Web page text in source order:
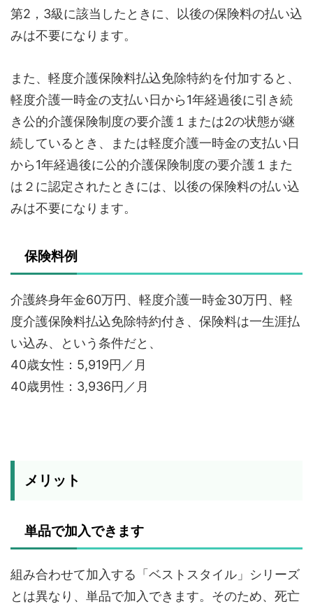
第2，3級に該当したときに、以後の保険料の払い込
みは不要になります。
また、軽度介護保険料払込免除特約を付加すると、
軽度介護一時金の支払い日から1年経過後に引き続
き公的介護保険制度の要介護１または2の状態が継
続しているとき、または軽度介護一時金の支払い日
から1年経過後に公的介護保険制度の要介護１また
は２に認定されたときには、以後の保険料の払い込
みは不要になります。
保険料例
介護終身年金60万円、軽度介護一時金30万円、軽
度介護保険料払込免除特約付き、保険料は一生涯払
い込み、という条件だと、
40歳女性：5,919円／月
40歳男性：3,936円／月
メリット
単品で加入できます
組み合わせて加入する「ベストスタイル」シリーズ
とは異なり、単品で加入できます。そのため、死亡